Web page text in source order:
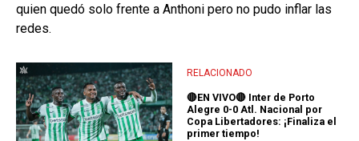
quien quedó solo frente a Anthoni pero no pudo inflar las
redes.
RELACIONADO
🔴EN VIVO🔴 Inter de Porto
Alegre 0-0 Atl. Nacional por
Copa Libertadores: ¡Finaliza el
primer tiempo!